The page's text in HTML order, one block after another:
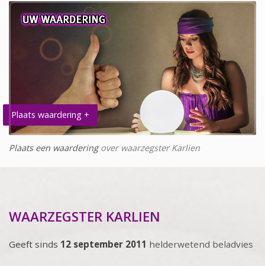
Plaats waardering +
Plaats een waarderingover waarzegster Karlien
WAARZEGSTER KARLIEN
Geeft sinds 12 september 2011 helderwetend beladvies